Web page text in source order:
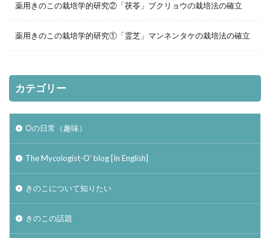
薬用きのこの栽培学的研究②「茯苓」ブクリョウの栽培法の確立
薬用きのこの栽培学的研究①「霊芝」マンネンタケの栽培法の確立
カテゴリー
Oの日常（趣味）
The Mycologist-O' blog [In English]
きのこについて知りたい
きのこの話題